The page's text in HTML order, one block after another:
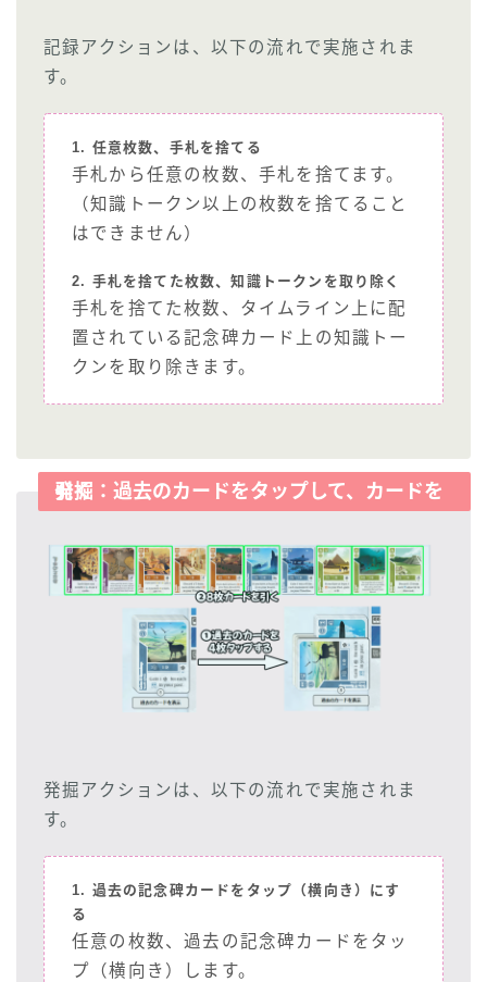
記録アクションは、以下の流れで実施されま
す。
1. 任意枚数、手札を捨てる
手札から任意の枚数、手札を捨てます。
（知識トークン以上の枚数を捨てること
はできません）
2. 手札を捨てた枚数、知識トークンを取り除く
手札を捨てた枚数、タイムライン上に配
置されている記念碑カード上の知識トー
クンを取り除きます。
発掘：過去のカードをタップして、カードを引く
発掘アクションは、以下の流れで実施されま
す。
1. 過去の記念碑カードをタップ（横向き）にす
る
任意の枚数、過去の記念碑カードをタッ
プ（横向き）します。